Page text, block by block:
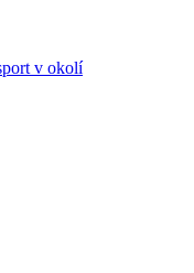
v okolí